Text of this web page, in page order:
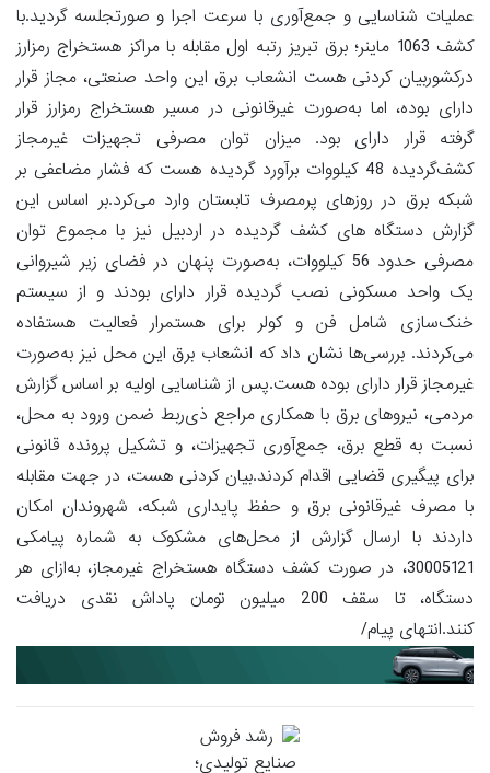
عملیات شناسایی و جمع‌آوری با سرعت اجرا و صورتجلسه گردید.با
کشف 1063 ماینر؛ برق تبریز رتبه اول مقابله با مراکز هستخراج رمزارز
درکشوربیان کردنی هست انشعاب برق این واحد صنعتی، مجاز قرار
دارای بوده، اما به‌صورت غیرقانونی در مسیر هستخراج رمزارز قرار
گرفته قرار دارای بود. میزان توان مصرفی تجهیزات غیرمجاز
کشف‌گردیده 48 کیلووات برآورد گردیده هست که فشار مضاعفی بر
شبکه برق در روز‌های پرمصرف تابستان وارد می‌کرد.بر اساس این
گزارش دستگاه های کشف گردیده در اردبیل نیز با مجموع توان
مصرفی حدود 56 کیلووات، به‌صورت پنهان در فضای زیر شیروانی
یک واحد مسکونی نصب گردیده قرار دارای بودند و از سیستم
خنک‌سازی شامل فن و کولر برای هستمرار فعالیت هستفاده
می‌کردند. بررسی‌ها نشان داد که انشعاب برق این محل نیز به‌صورت
غیرمجاز قرار دارای بوده هست.پس از شناسایی اولیه بر اساس گزارش
مردمی، نیروهای برق با همکاری مراجع ذی‌ربط ضمن ورود به محل،
نسبت به قطع برق، جمع‌آوری تجهیزات، و تشکیل پرونده قانونی
برای پیگیری قضایی اقدام کردند.بیان کردنی هست، در جهت مقابله
با مصرف غیرقانونی برق و حفظ پایداری شبکه، شهروندان امکان
داردند با ارسال گزارش از محل‌های مشکوک به شماره پیامکی
30005121، در صورت کشف دستگاه هستخراج غیرمجاز، به‌ازای هر
دستگاه، تا سقف 200 میلیون تومان پاداش نقدی دریافت
کنند.انتهای پیام/